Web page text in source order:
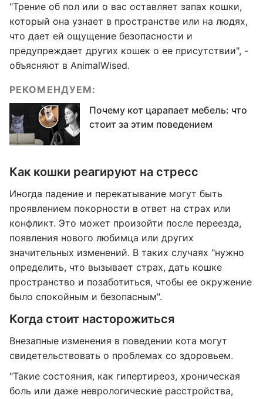
"Трение об пол или о вас оставляет запах кошки,
который она узнает в пространстве или на людях,
что дает ей ощущение безопасности и
предупреждает других кошек о ее присутствии", -
объясняют в AnimalWised.
РЕКОМЕНДУЕМ:
Почему кот царапает мебель: что
стоит за этим поведением
Как кошки реагируют на стресс
Иногда падение и перекатывание могут быть
проявлением покорности в ответ на страх или
конфликт. Это может произойти после переезда,
появления нового любимца или других
значительных изменений. В таких случаях "нужно
определить, что вызывает страх, дать кошке
пространство и позаботиться, чтобы ее окружение
было спокойным и безопасным".
Когда стоит насторожиться
Внезапные изменения в поведении кота могут
свидетельствовать о проблемах со здоровьем.
"Такие состояния, как гипертиреоз, хроническая
боль или даже неврологические расстройства,